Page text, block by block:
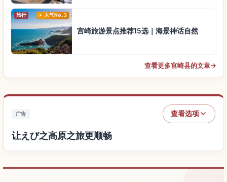
旅行 人气No.3
宫崎旅游景点推荐15选｜海景神话自然
查看更多宫崎县的文章→
广告 查看选项
让えび之高原之旅更顺畅